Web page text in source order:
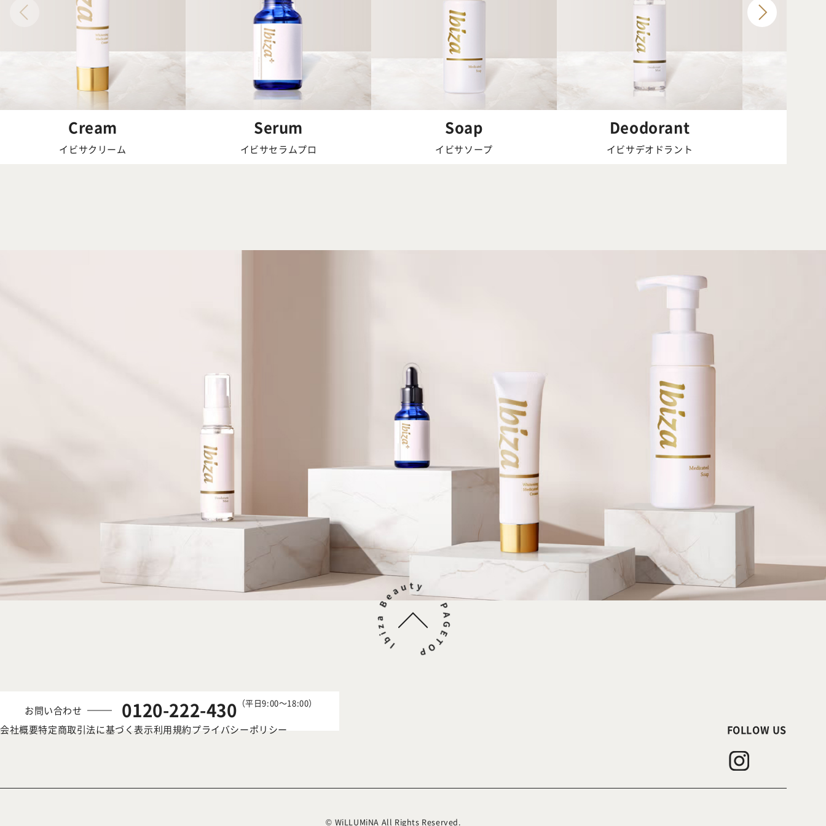
Cream
イビサクリーム
Serum
イビサセラムプロ
Soap
イビサソープ
Deodorant
イビサデオドラント
お問い合わせ 0120-222-430 （平日9:00～18:00）
会社概要特定商取引法に基づく表示利用規約プライバシーポリシー FOLLOW US
© WiLLUMiNA All Rights Reserved.